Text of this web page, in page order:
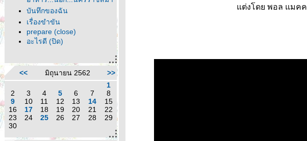
บันทึกของฉัน
เรื่องขำขัน
prepare (close)
อะไรดี (ปิด)
<< มิถุนายน 2562
>>
1
2
3 4 5 6 7
8
9
10 11 12 13 14
15
16
17 18 19 20 21
22
23
24 25 26 27 28
29
30
ต่งโดย พอล แมคค